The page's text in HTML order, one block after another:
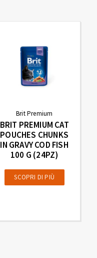
Brit Premium
BRIT PREMIUM CAT
POUCHES CHUNKS
IN GRAVY COD FISH
100 G (24PZ)
SCOPRI DI PIÙ